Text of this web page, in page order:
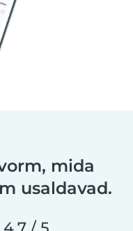
mida
usaldavad.
4,7 / 5